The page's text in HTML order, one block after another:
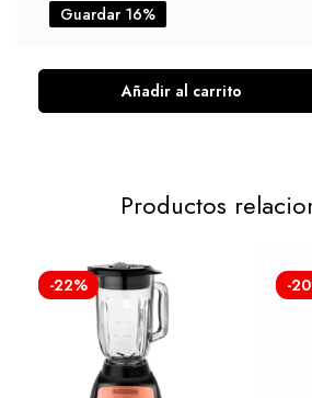
Guardar 16%
Añadir al carrito
Productos
-22% -